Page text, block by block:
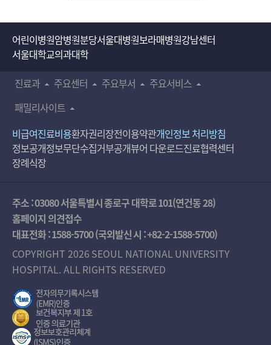
어린이병원암병원분당서울대병원보라매병원강남센터
서울대학교의과대학
진료과
주요센터 주요부서
주요서비스
패밀리사이트
비급여진료비용환자권리장전이용약관개인정보 처리방침
정보공개정보무단수집거부공개뷰어 다운로드진료협력센터
장례식장
주소 : 03080 서울특별시 종로구 대학로 101(연건동 28)
홈페이지 의견접수
대표전화 :1588-5700(국외발신 시 :+82-2-1588-5700)
COPYRIGHT 2026 SEOUL NATIONAL UNIVERSITY
HOSPITAL. ALL RIGHTS RESERVED